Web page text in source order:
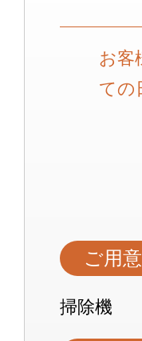
お客
ての
ご用
掃除機